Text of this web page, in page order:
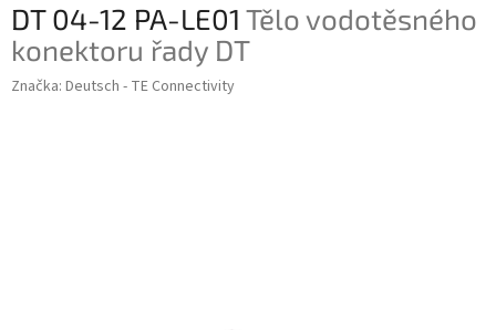
DT 04-12 PA-LE01 Tělo vodotěsného
konektoru řady DT
Značka: Deutsch - TE Connectivity